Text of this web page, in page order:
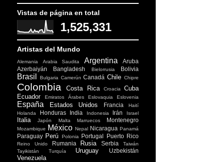
Vistas de página en total
1,525,331
Artistas del Mundo
Alemania Arabia Saudita Argentina
Aruba
Azerbaiyán
Bangladesh Bielorrusia Bolivia
Brasil Bulgaria Camerún Canadá Chile Chipre
Colombia Costa Rica Croacia
Cuba
Ecuador
Emiratos Árabes Eslovaquia Eslovenia
España Estados Unidos Francia
Haití
Holanda
Honduras India Indonesia Irán Israel
Italia Japón Malta Marruecos Montenegro
Mozambique México Nepal Nicaragua Panamá
Paraguay Perú Polonia Portugal Puerto Rico
Reino Unido Rumania Rusia Serbia
Taiwán
Tayikistán
Turquía Uruguay Uzbekistán
Venezuela